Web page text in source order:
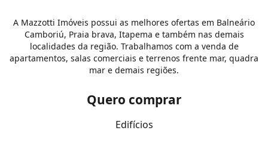
A Mazzotti Imóveis possui as melhores ofertas em Balneário
Camboriú, Praia brava, Itapema e também nas demais
localidades da região. Trabalhamos com a venda de
apartamentos, salas comerciais e terrenos frente mar, quadra
mar e demais regiões.
Quero comprar
Edifícios